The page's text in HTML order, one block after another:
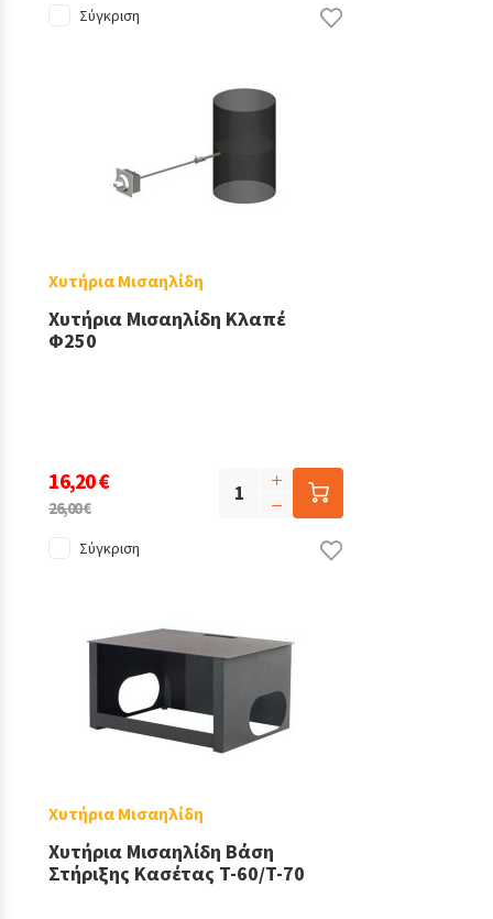
Σύγκριση
Χυτήρια Μισαηλίδη
Χυτήρια Μισαηλίδη Κλαπέ
Φ250
16,20 €
26,00 €
Σύγκριση
Χυτήρια Μισαηλίδη
Χυτήρια Μισαηλίδη Βάση
Στήριξης Κασέτας T-60/T-70